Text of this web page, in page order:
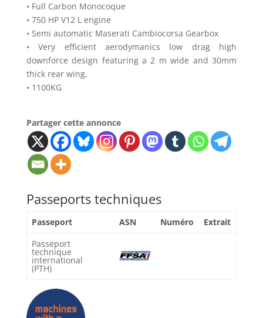
• Full Carbon Monocoque
• 750 HP V12 L engine
• Semi automatic Maserati Cambiocorsa Gearbox
• Very efficient aerodymanics low drag high
downforce design featuring a 2 m wide and 30mm
thick rear wing.
• 1100KG
Partager cette annonce
Passeports techniques
Passeport ASN Numéro
Extrait
Passeport
technique
international
(PTH)